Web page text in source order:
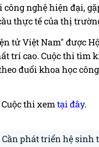
công nghệ hiện đại,
thực tế của thị
tử Việt Nam" được
trí cao. Cuộc thi tìm
đuổi khoa học
thi xemtại đây.
Cần phát triển hệ sinh